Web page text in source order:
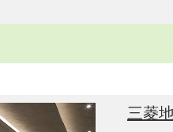
三菱